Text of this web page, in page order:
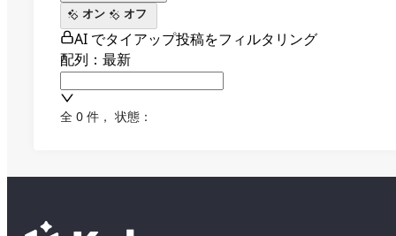
オン
オフ
AI でタイアップ投稿をフィルタリング
配列：最新
全 0 件 ， 状態：